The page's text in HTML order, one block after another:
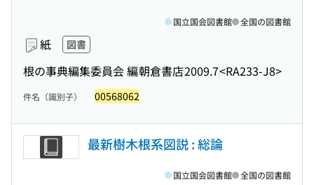
紙 図書
根の事典編集委員会 編朝倉書店2009.7<RA233-J8>
国立国会図書館 全国の図書館
件名（識別子） 00568062
最新樹木根系図説 : 総論
国立国会図書館 全国の図書館